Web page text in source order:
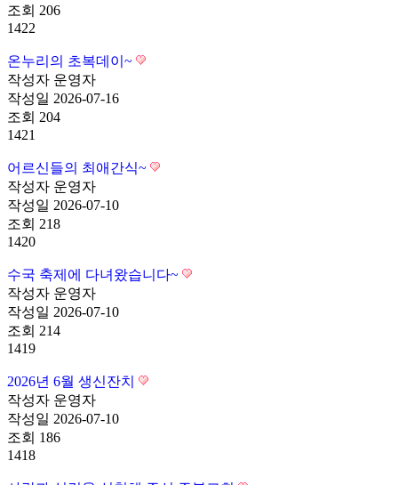
조회 206
1422
온누리의 초복데이~
작성자 운영자
작성일 2026-07-16
조회 204
1421
어르신들의 최애간식~
작성자 운영자
작성일 2026-07-10
조회 218
1420
수국 축제에 다녀왔습니다~
작성자 운영자
작성일 2026-07-10
조회 214
1419
2026년 6월 생신잔치
작성자 운영자
작성일 2026-07-10
조회 186
1418